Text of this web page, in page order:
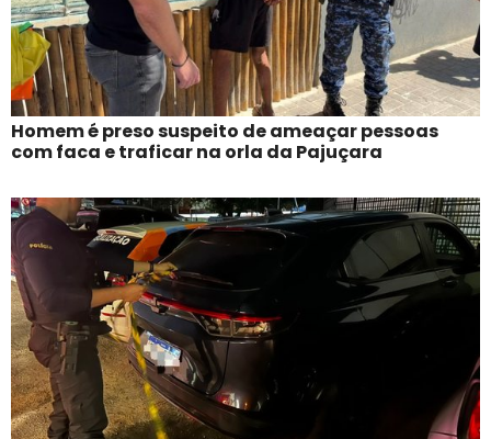
Homem é preso suspeito de ameaçar pessoas
com faca e traficar na orla da Pajuçara